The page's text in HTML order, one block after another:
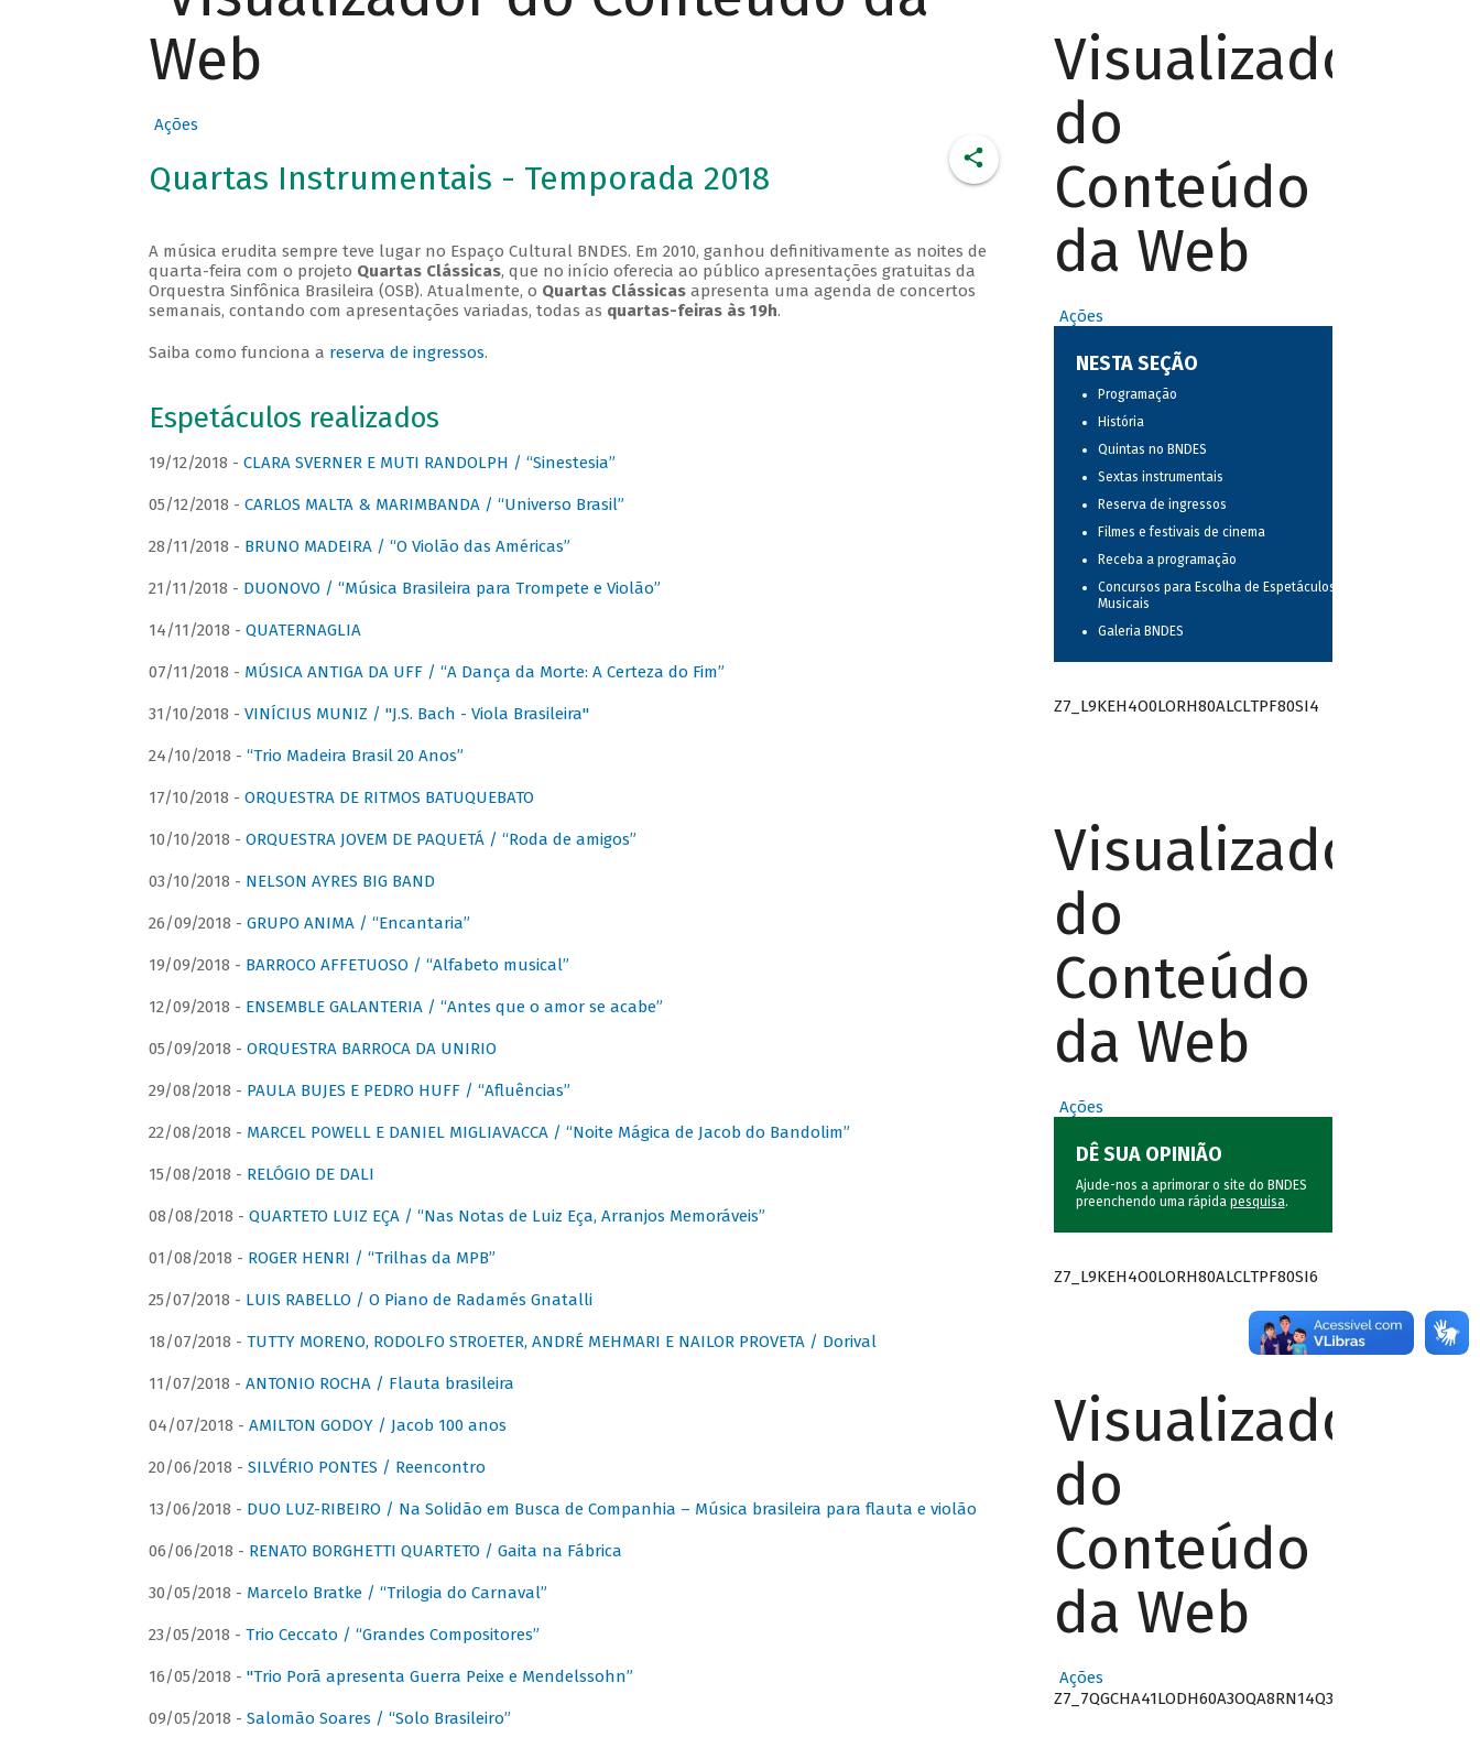
Web
Ações
Quartas Instrumentais - Temporada 2018
A música erudita sempre teve lugar no Espaço Cultural BNDES. Em 2010, ganhou definitivamente as noites de
quarta-feira com o projeto Quartas Clássicas, que no início oferecia ao público apresentações gratuitas da
Orquestra Sinfônica Brasileira (OSB). Atualmente, o Quartas Clássicasapresenta uma agenda de concertos
semanais, contando com apresentações variadas, todas as quartas-feiras às 19h.
Saiba como funciona a reserva de ingressos.
Espetáculos realizados
19/12/2018 - CLARA SVERNER E MUTI RANDOLPH / “Sinestesia”
05/12/2018 - CARLOS MALTA & MARIMBANDA / “Universo Brasil”
28/11/2018 - BRUNO MADEIRA / “O Violão das Américas”
21/11/2018 - DUONOVO / “Música Brasileira para Trompete e Violão”
14/11/2018 - QUATERNAGLIA
07/11/2018 - MÚSICA ANTIGA DA UFF / “A Dança da Morte: A Certeza do Fim”
31/10/2018 - VINÍCIUS MUNIZ / "J.S. Bach - Viola Brasileira"
24/10/2018 - “Trio Madeira Brasil 20 Anos”
17/10/2018 - ORQUESTRA DE RITMOS BATUQUEBATO
10/10/2018 - ORQUESTRA JOVEM DE PAQUETÁ / “Roda de amigos”
03/10/2018 - NELSON AYRES BIG BAND
26/09/2018 - GRUPO ANIMA / “Encantaria”
19/09/2018 - BARROCO AFFETUOSO / “Alfabeto musical”
12/09/2018 - ENSEMBLE GALANTERIA / “Antes que o amor se acabe”
05/09/2018 - ORQUESTRA BARROCA DA UNIRIO
29/08/2018 - PAULA BUJES E PEDRO HUFF / “Afluências”
22/08/2018 - MARCEL POWELL E DANIEL MIGLIAVACCA / “Noite Mágica de Jacob do Bandolim”
15/08/2018 - RELÓGIO DE DALI
08/08/2018 - QUARTETO LUIZ EÇA / “Nas Notas de Luiz Eça, Arranjos Memoráveis”
01/08/2018 - ROGER HENRI / “Trilhas da MPB”
25/07/2018 - LUIS RABELLO / O Piano de Radamés Gnatalli
18/07/2018 - TUTTY MORENO, RODOLFO STROETER, ANDRÉ MEHMARI E NAILOR PROVETA / Dorival
11/07/2018 - ANTONIO ROCHA / Flauta brasileira
04/07/2018 - AMILTON GODOY / Jacob 100 anos
20/06/2018 - SILVÉRIO PONTES / Reencontro
13/06/2018 - DUO LUZ-RIBEIRO / Na Solidão em Busca de Companhia – Música brasileira para flauta e violão
06/06/2018 - RENATO BORGHETTI QUARTETO / Gaita na Fábrica
30/05/2018 - Marcelo Bratke / “Trilogia do Carnaval”
23/05/2018 - Trio Ceccato / “Grandes Compositores”
16/05/2018 - "Trio Porã apresenta Guerra Peixe e Mendelssohn”
09/05/2018 - Salomão Soares / “Solo Brasileiro”
Visualizador
do
Conteúdo
da Web
Ações
NESTA SEÇÃO
Programação
História
Quintas no BNDES
Sextas instrumentais
Reserva de ingressos
Filmes e festivais de cinema
Receba a programação
Concursos para Escolha de Espetáculos
Musicais
Galeria BNDES
Z7_L9KEH4O0LORH80ALCLTPF80SI4
Visualizador
do
Conteúdo
da Web
Ações
DÊ SUA OPINIÃO
Ajude-nos a aprimorar o site do BNDES
preenchendo uma rápida pesquisa.
Z7_L9KEH4O0LORH80ALCLTPF80SI6
Visualizador
do
Conteúdo
da Web
Ações
Z7_7QGCHA41LODH60A3OQA8RN14Q3